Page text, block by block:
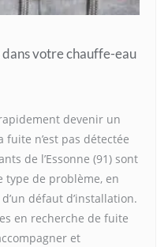
votre chauffe-eau
devenir un
n’est pas détectée
de l’Essonne (91) sont
type de problème, en
défaut d’installation.
en recherche de fuite
et